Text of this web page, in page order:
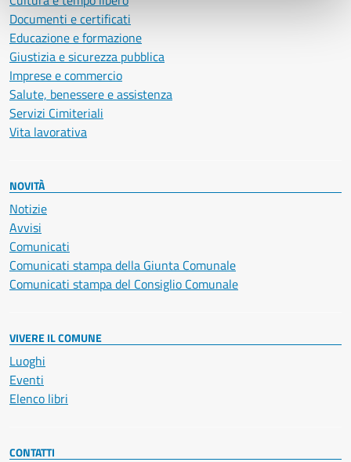
Documenti e certificati
Educazione e formazione
Giustizia e sicurezza pubblica
Imprese e commercio
Salute, benessere e assistenza
Servizi Cimiteriali
Vita lavorativa
NOVITÀ
Notizie
Avvisi
Comunicati
Comunicati stampa della Giunta Comunale
Comunicati stampa del Consiglio Comunale
VIVERE IL COMUNE
Luoghi
Eventi
Elenco libri
CONTATTI